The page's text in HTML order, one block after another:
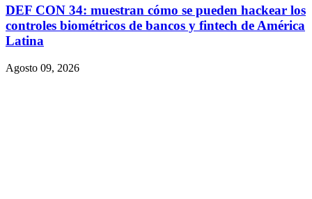
DEF CON 34: muestran cómo se pueden hackear los
controles biométricos de bancos y fintech de América
Latina
Agosto 09, 2026